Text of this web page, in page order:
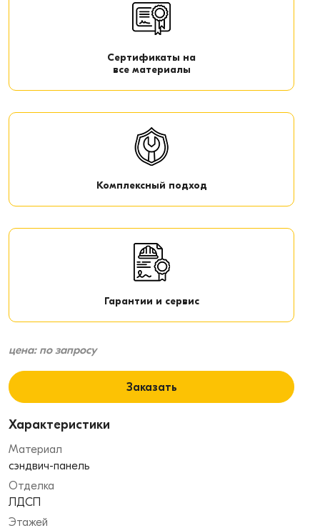
Сертификаты на
все материалы
Комплексный подход
Гарантии и сервис
цена: по запросу
Заказать
Характеристики
Материал
сэндвич-панель
Отделка
ЛДСП
Этажей